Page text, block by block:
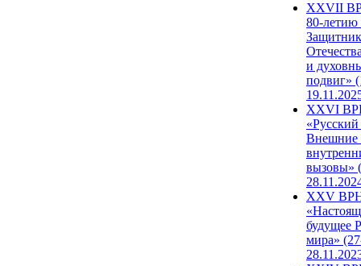
ХХVII
80-
и
подвиг»
XXVI
Внешние
вызовы»
XXV
будущее
мира»